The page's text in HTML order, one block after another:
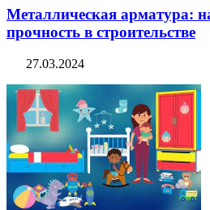
Металлическая арматура:
прочность в строительстве
27.03.2024